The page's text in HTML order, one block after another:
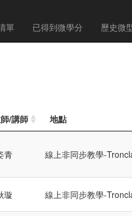
單 已得到微學分 歷史微
/講師 地點
青 線上非同步教學-
璇 線上非同步教學-